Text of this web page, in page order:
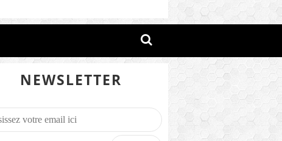
NEWSLETTER